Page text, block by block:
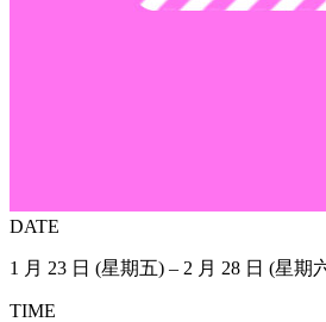
DATE
1 月 23 日 (星期五) – 2 月 28 日 (星期
TIME